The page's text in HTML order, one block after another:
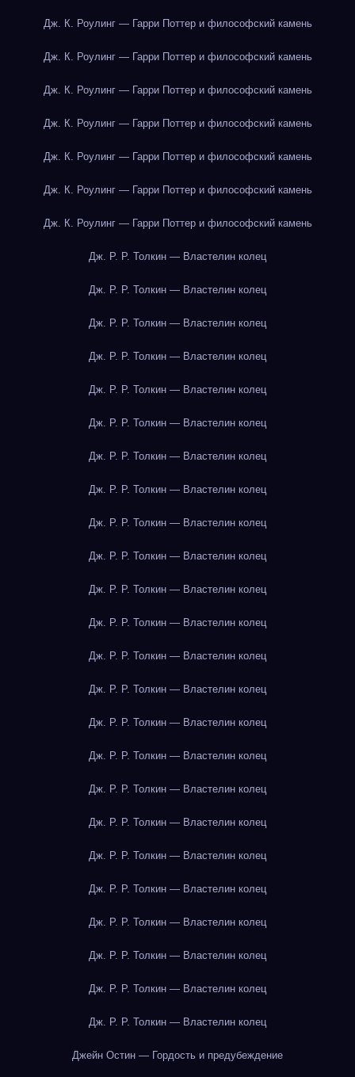
Дж. К. Роулинг — Гарри Поттер и философский камень
Дж. К. Роулинг — Гарри Поттер и философский камень
Дж. К. Роулинг — Гарри Поттер и философский камень
Дж. К. Роулинг — Гарри Поттер и философский камень
Дж. К. Роулинг — Гарри Поттер и философский камень
Дж. К. Роулинг — Гарри Поттер и философский камень
Дж. К. Роулинг — Гарри Поттер и философский камень
Дж. Р. Р. Толкин — Властелин колец
Дж. Р. Р. Толкин — Властелин колец
Дж. Р. Р. Толкин — Властелин колец
Дж. Р. Р. Толкин — Властелин колец
Дж. Р. Р. Толкин — Властелин колец
Дж. Р. Р. Толкин — Властелин колец
Дж. Р. Р. Толкин — Властелин колец
Дж. Р. Р. Толкин — Властелин колец
Дж. Р. Р. Толкин — Властелин колец
Дж. Р. Р. Толкин — Властелин колец
Дж. Р. Р. Толкин — Властелин колец
Дж. Р. Р. Толкин — Властелин колец
Дж. Р. Р. Толкин — Властелин колец
Дж. Р. Р. Толкин — Властелин колец
Дж. Р. Р. Толкин — Властелин колец
Дж. Р. Р. Толкин — Властелин колец
Дж. Р. Р. Толкин — Властелин колец
Дж. Р. Р. Толкин — Властелин колец
Дж. Р. Р. Толкин — Властелин колец
Дж. Р. Р. Толкин — Властелин колец
Дж. Р. Р. Толкин — Властелин колец
Дж. Р. Р. Толкин — Властелин колец
Дж. Р. Р. Толкин — Властелин колец
Дж. Р. Р. Толкин — Властелин колец
Джейн Остин — Гордость и предубеждение